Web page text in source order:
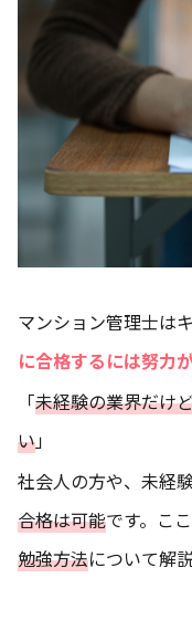
マンション管理士は
に合格するには努力
「未経験の業界だけ
い」
社会人の方や、未経
合格は可能です。ここ
勉強方法について解